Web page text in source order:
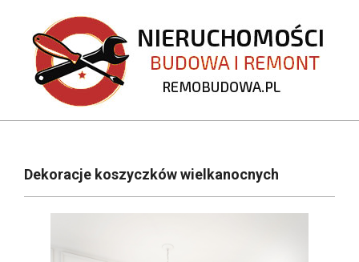
content
REMOBUDOWA.PL
NavigationDekoracje koszyczków wielkanocnych